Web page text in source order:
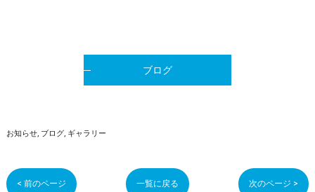
ブログ
お知らせ ブログ ギャラリー
< 前のページ 一覧に戻る 次のページ >